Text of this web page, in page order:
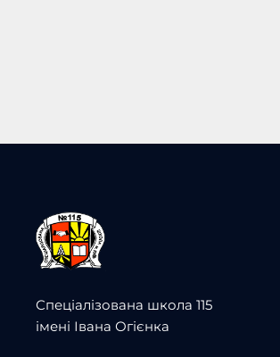
Спеціалізована школа 115
імені Івана Огієнка